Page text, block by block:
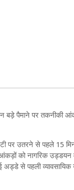
बड़े पैमाने पर तकनीकी
पर उतरने से पहले 15
को नागरिक उड्डयन
अड्डे से पहली